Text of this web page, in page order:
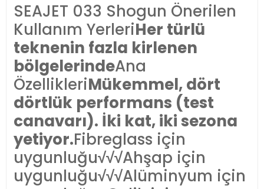
SEAJET 033 Shogun Önerilen
Kullanım YerleriHer türlü
teknenin fazla kirlenen
bölgelerindeAna
ÖzellikleriMükemmel, dört
dörtlük performans (test
canavarı). İki kat, iki sezona
yetiyor.Fibreglass için
uygunluğu√√√Ahşap için
uygunluğu√√√Alüminyum için